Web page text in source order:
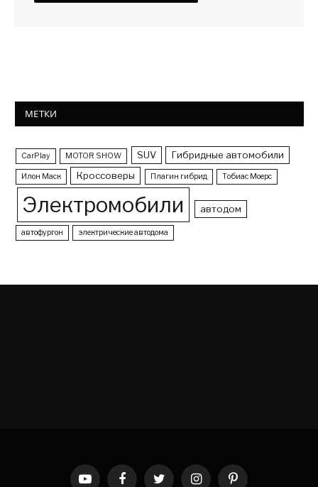
МЕТКИ
CarPlay MOTOR SHOW SUV Гибридные автомобили
Илон Маск Кроссоверы Плагин гибрид Тобиас Моерс
Электромобили автодом
автофургон электрические автодома